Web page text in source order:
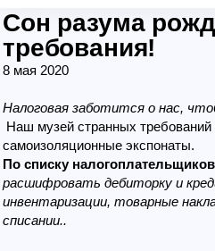
Сон разума
требования!
8 мая 2020
Налоговая заботится о нас,
Наш музей странных
самоизоляционные экспонаты.
По списку
расшифровать дебиторку и
инвентаризации, товарные
списании..